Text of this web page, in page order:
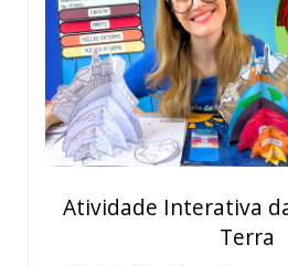
Atividade Interativa
Terra